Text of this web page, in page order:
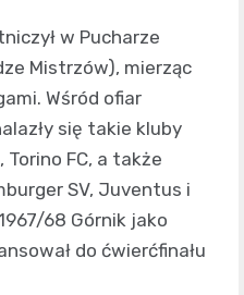
w Pucharze
Mistrzów), mierząc
Wśród ofiar
się takie kluby
FC, a także
SV, Juventus i
68 Górnik jako
do ćwierćfinału